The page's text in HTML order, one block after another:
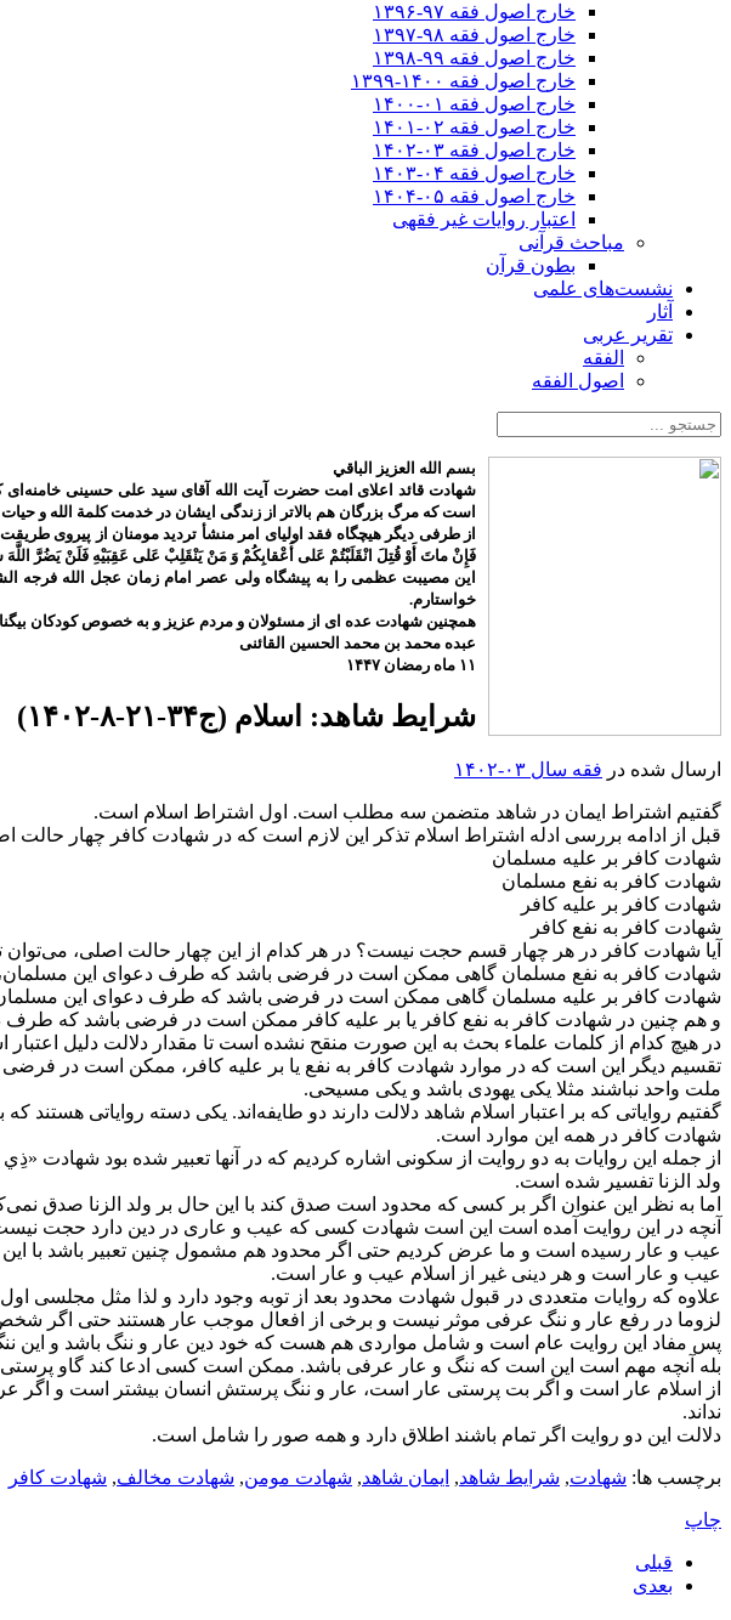
خارج اصول فقه ۹۷-۱۳۹۶
خارج اصول فقه ۹۸-۱۳۹۷
خارج اصول فقه ۹۹-۱۳۹۸
خارج اصول فقه ۱۴۰۰-۱۳۹۹
خارج اصول فقه ۰۱-۱۴۰۰
خارج اصول فقه ۰۲-۱۴۰۱
خارج اصول فقه ۰۳-۱۴۰۲
خارج اصول فقه ۰۴-۱۴۰۳
خارج اصول فقه ۰۵-۱۴۰۴
اعتبار روایات غیر فقهی
مباحث قرآنی
بطون قرآن
نشست‌های علمی
آثار
تقریر عربی
الفقه
اصول الفقه
بسم الله العزیز الباقي
شهادت قائد اعلای امت حضرت آیت الله آقای سید علی حسینی خامنه‌ای
است که مرگ بزرگان هم بالاتر از زندگی ایشان در خدمت کلمة الله و
از طرفی دیگر هیچگاه فقد اولیای امر منشأ تردید مومنان از پیروی
فَإِنْ ماتَ أَوْ قُتِلَ انْقَلَبْتُمْ عَلى‌ أَعْقابِكُمْ وَ مَنْ يَنْقَلِبْ عَلى‌ عَقِبَيْهِ فَلَنْ يَضُرَّ اللَّهَ
این مصیبت عظمی را به پیشگاه ولی عصر امام زمان عجل الله فرجه
خواستارم.
همچنین شهادت عده ای از مسئولان و مردم عزیز و به خصوص کودکان
عبده محمد بن محمد الحسین القائنی
۱۱ ماه رمضان ۱۴۴۷
شرایط شاهد: اسلام (ج۳۴-۲۱-۸-۱۴۰۲)
ارسال شده در فقه سال ۰۳-۱۴۰۲
گفتیم اشتراط ایمان در شاهد متضمن سه مطلب است. اول اشتراط اسلام است.
قبل از ادامه بررسی ادله اشتراط اسلام تذکر این لازم است که در شهادت کافر چهار حالت
شهادت کافر بر علیه مسلمان
شهادت کافر به نفع مسلمان
شهادت کافر بر علیه کافر
شهادت کافر به نفع کافر
آیا شهادت کافر در هر چهار قسم حجت نیست؟ در هر کدام از این چهار حالت اصلی،
شهادت کافر به نفع مسلمان گاهی ممکن است در فرضی باشد که طرف دعوای این
شهادت کافر بر علیه مسلمان گاهی ممکن است در فرضی باشد که طرف دعوای این
و هم چنین در شهادت کافر به نفع کافر یا بر علیه کافر ممکن است در فرضی باشد که طرف
در هیچ کدام از کلمات علماء بحث به این صورت منقح نشده است تا مقدار دلالت دلیل
تقسیم دیگر این است که در موارد شهادت کافر به نفع یا بر علیه کافر، ممکن است در
ملت واحد نباشند مثلا یکی یهودی باشد و یکی مسیحی.
گفتیم روایاتی که بر اعتبار اسلام شاهد دلالت دارند دو طایفه‌اند. یکی دسته روایاتی
شهادت کافر در همه این موارد است.
از جمله این روایات به دو روایت از سکونی اشاره کردیم که در آنها تعبیر شده بود
ولد الزنا تفسیر شده است.
اما به نظر این عنوان اگر بر کسی که محدود است صدق کند با این حال بر ولد الزنا صدق
آنچه در این روایت آمده است این است شهادت کسی که عیب و عاری در دین دارد حجت نیست
عیب و عار رسیده است و ما عرض کردیم حتی اگر محدود هم مشمول چنین تعبیر باشد با
عیب و عار است و هر دینی غیر از اسلام عیب و عار است.
علاوه که روایات متعددی در قبول شهادت محدود بعد از توبه وجود دارد و لذا مثل مجلسی
لزوما در رفع عار و ننگ عرفی موثر نیست و برخی از افعال موجب عار هستند حتی اگر شخص
پس مفاد این روایت عام است و شامل مواردی هم هست که خود دین عار و ننگ باشد و این ننگ
بله آنچه مهم است این است که ننگ و عار عرفی باشد. ممکن است کسی ادعا کند گاو
از اسلام عار است و اگر بت پرستی عار است، عار و ننگ پرستش انسان بیشتر است و اگر
نداند.
دلالت این دو روایت اگر تمام باشند اطلاق دارد و همه صور را شامل است.
برچسب ها: شهادت, شرایط شاهد, ایمان شاهد, شهادت مومن, شهادت مخالف, شهادت کافر
چاپ
قبلی
بعدی